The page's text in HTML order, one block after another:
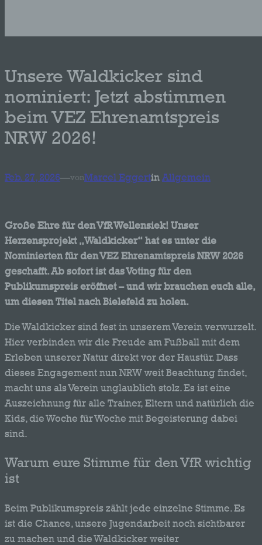
Unsere Waldkicker sind
nominiert: Jetzt abstimmen
beim VEZ Ehrenamtspreis
NRW 2026!
Feb. 27, 2026—vonMarcel Eggertin Allgemein
Große Ehre für den VfR Wellensiek! Unser
Herzensprojekt „Waldkicker“ hat es unter die
Nominierten für den VEZ Ehrenamtspreis NRW 2026
geschafft. Ab sofort ist das Voting für den
Publikumspreis eröffnet – und wir brauchen euch alle,
um diesen Titel nach Bielefeld zu holen.
Die Waldkicker sind fest in unserem Verein verwurzelt.
Hier verbinden wir die Freude am Fußball mit dem
Erleben unserer Natur direkt vor der Haustür. Dass
dieses Engagement nun NRW weit Beachtung findet,
macht uns als Verein unglaublich stolz. Es ist eine
Auszeichnung für alle Trainer, Eltern und natürlich die
Kids, die Woche für Woche mit Begeisterung dabei
sind.
Warum eure Stimme für den VfR wichtig
ist
Beim Publikumspreis zählt jede einzelne Stimme. Es
ist die Chance, unsere Jugendarbeit noch sichtbarer
zu machen und die Waldkicker weiter